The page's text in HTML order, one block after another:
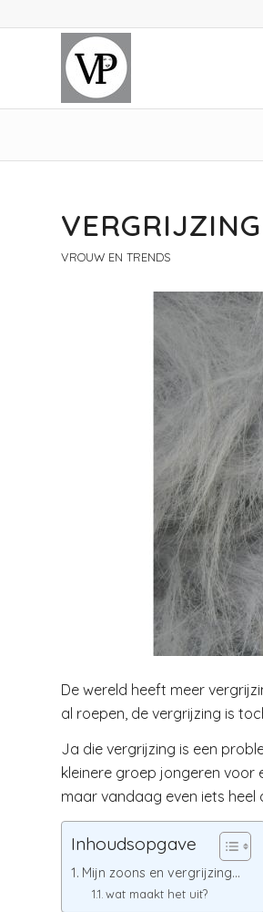
VERGRIJZING
VROUW EN TRENDS
De wereld heeft meer
al roepen, de vergrijzing is
Ja die vergrijzing is een
kleinere groep jongeren
maar vandaag even iets heel
Inhoudsopgave
Mijn zoons en vergrijzing…
wat maakt het uit?